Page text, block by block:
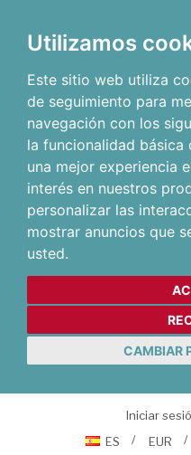
Utilizamos
Este sitio web utiliza
de seguimiento para
navegación con los
la funcionalidad básica
una mejor experiencia
interés en nuestros
personalizar las
mostrar anuncios que
usted.
CAMBIAR
Iniciar
ES
EUR